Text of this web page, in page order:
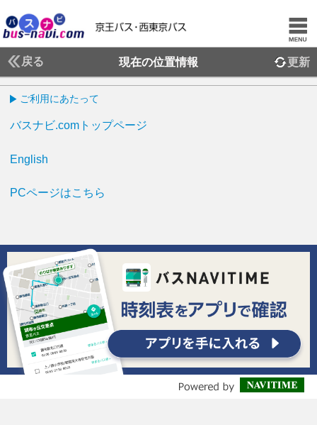
戻る 現在の位置情報 更新
ご利用にあたって
バスナビ.comトップページ
English
PCページはこちら